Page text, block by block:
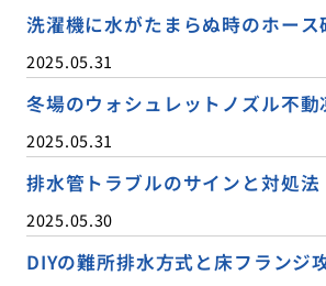
洗濯機に水がたまらぬ時のホース
2025.05.31
冬場のウォシュレットノズル不動
2025.05.31
排水管トラブルのサインと対処法
2025.05.30
DIYの難所排水方式と床フランジ